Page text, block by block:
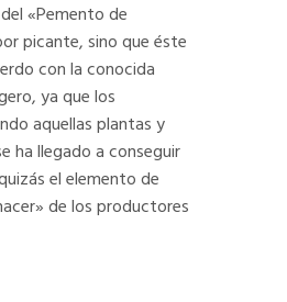
«Pemento de
picante, sino que éste
con la conocida
ya que los
aquellas plantas y
ha llegado a conseguir
el elemento de
de los productores